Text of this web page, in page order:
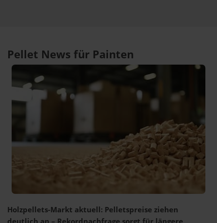
Pellet News für Painten
Holzpellets-Markt aktuell: Pelletspreise ziehen